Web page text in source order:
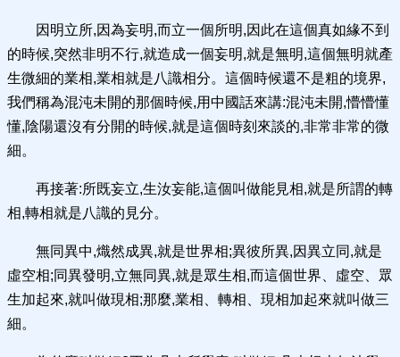
因明立所,因為妄明,而立一個所明,因此在這個真如緣不到
的時候,突然非明不行,就造成一個妄明,就是無明,這個無明就產
生微細的業相,業相就是八識相分。這個時候還不是粗的境界,
我們稱為混沌未開的那個時候,用中國話來講:混沌未開,懵懵懂
懂,陰陽還沒有分開的時候,就是這個時刻來談的,非常非常的微
細。
再接著:所既妄立,生汝妄能,這個叫做能見相,就是所謂的轉
相,轉相就是八識的見分。
無同異中,熾然成異,就是世界相;異彼所異,因異立同,就是
虛空相;同異發明,立無同異,就是眾生相,而這個世界、虛空、眾
生加起來,就叫做現相;那麼,業相、轉相、現相加起來就叫做三
細。